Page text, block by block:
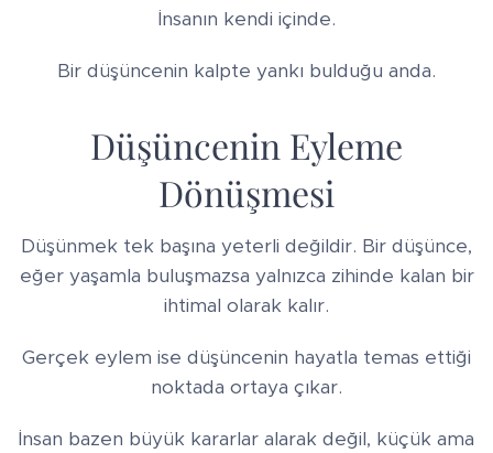
İnsanın kendi içinde.
Bir düşüncenin kalpte yankı bulduğu anda.
Düşüncenin Eyleme
Dönüşmesi
Düşünmek tek başına yeterli değildir. Bir düşünce,
eğer yaşamla buluşmazsa yalnızca zihinde kalan bir
ihtimal olarak kalır.
Gerçek eylem ise düşüncenin hayatla temas ettiği
noktada ortaya çıkar.
İnsan bazen büyük kararlar alarak değil, küçük ama